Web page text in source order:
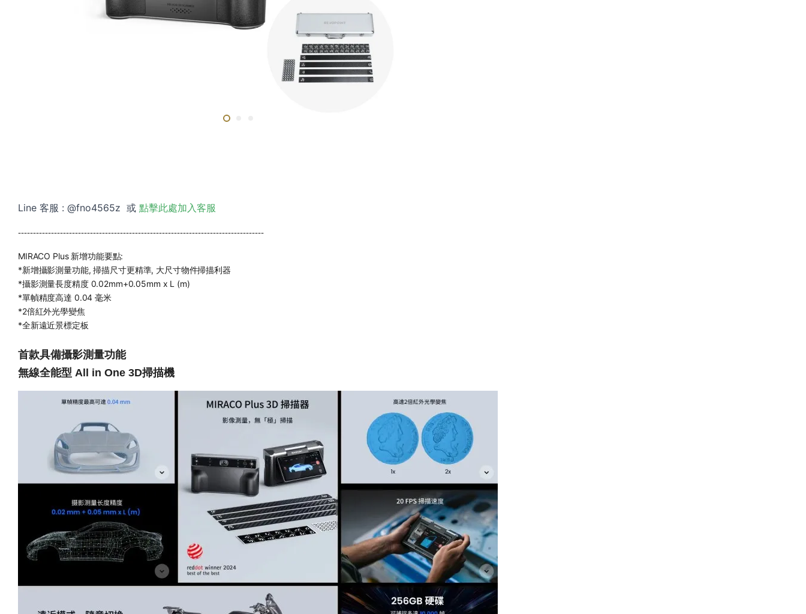
Line 客服 : @fno4565z 或 點擊此處加入客服
----------------------------------------------------------------------------------
MIRACO Plus 新增功能要點:
*新增攝影測量功能, 掃描尺寸更精準, 大尺寸物件掃描利器
*攝影測量長度精度 0.02mm+0.05mm x L (m)
*單幀精度高達 0.04 毫米
*2倍紅外光學變焦
*全新遠近景標定板
首款具備攝影測量功能
無線全能型 All in One 3D掃描機